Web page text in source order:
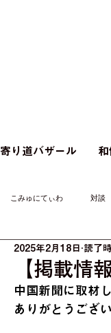
寄り道バザール
こみゅにてぃわ 対談
【掲載情
2025年2月18日 読了
中国新聞に取材
ありがとうござ